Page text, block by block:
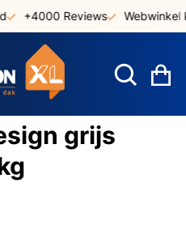
+4000 Reviews Webwinkel
grijs